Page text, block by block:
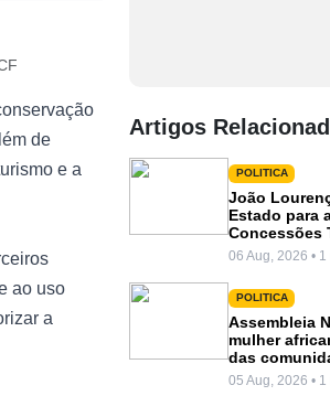
de
e a
ao uso
a
Artigos
POLITICA
João
Estado para
Concessões
06 Aug, 2026 • 1
POLITICA
Assembleia
mulher
das
05 Aug, 2026 • 1